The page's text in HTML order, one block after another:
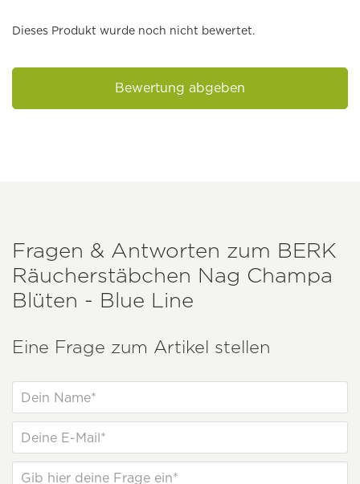
Dieses Produkt wurde noch nicht bewertet.
Bewertung abgeben
Fragen & Antworten zum BERK
Räucherstäbchen Nag Champa
Blüten - Blue Line
Eine Frage zum Artikel stellen